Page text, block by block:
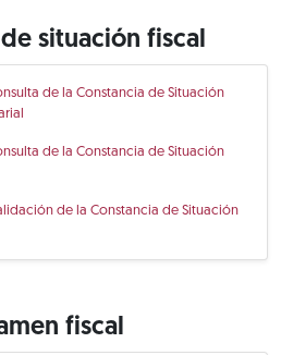
situación fiscal
de la Constancia de Situación
de la Constancia de Situación
de la Constancia de Situación
fiscal